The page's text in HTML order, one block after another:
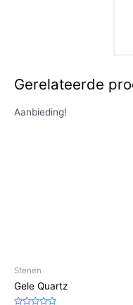
Gerelateerde
Aanbieding!
Stenen
Gele Quartz